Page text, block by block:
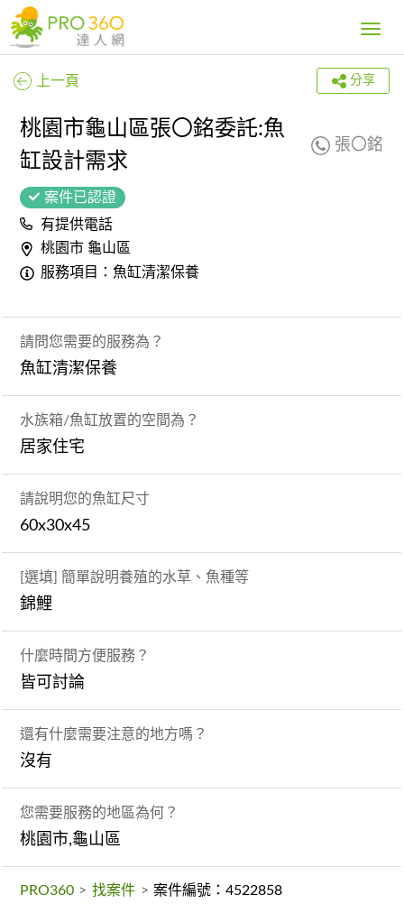
Toggle
上一頁 分享
桃園市龜山區張〇銘委託:魚
缸設計需求
張〇銘
案件已認證
有提供電話
桃園市 龜山區
服務項目：魚缸清潔保養
請問您需要的服務為？
魚缸清潔保養
水族箱/魚缸放置的空間為？
居家住宅
請說明您的魚缸尺寸
60x30x45
[選填] 簡單說明養殖的水草、魚種等
錦鯉
什麼時間方便服務？
皆可討論
還有什麼需要注意的地方嗎？
沒有
您需要服務的地區為何？
桃園市,龜山區
PRO360 > 找案件 > 案件編號：4522858